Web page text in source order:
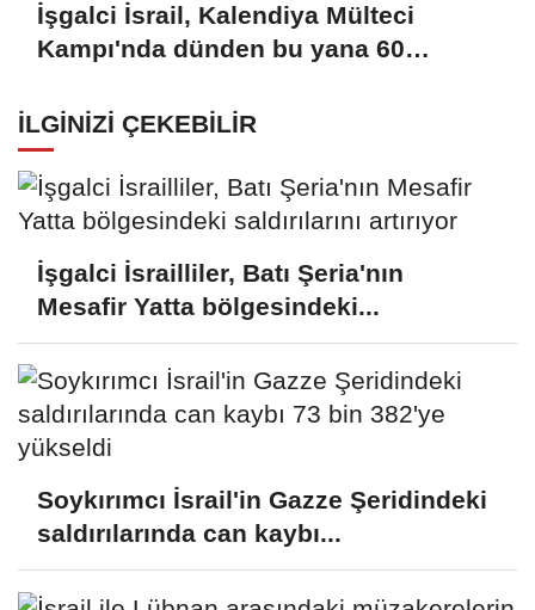
İşgalci İsrail, Kalendiya Mülteci
Kampı'nda dünden bu yana 60
İLGINIZI ÇEKEBILIR
İşgalci İsrailliler, Batı Şeria'nın
Mesafir Yatta bölgesindeki...
Soykırımcı İsrail'in Gazze Şeridindeki
saldırılarında can kaybı...